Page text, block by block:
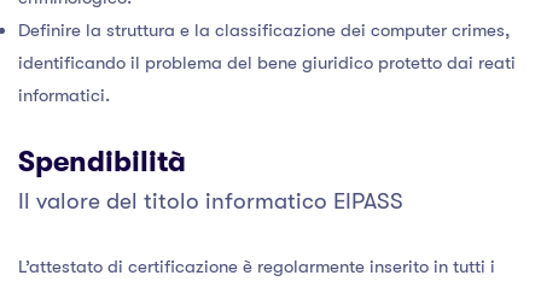
Definire la struttura e la classificazione dei computer crimes,
identificando il problema del bene giuridico protetto dai reati
informatici.
Spendibilità
Il valore del titolo informatico EIPASS
L’attestato di certificazione è regolarmente inserito in tutti i